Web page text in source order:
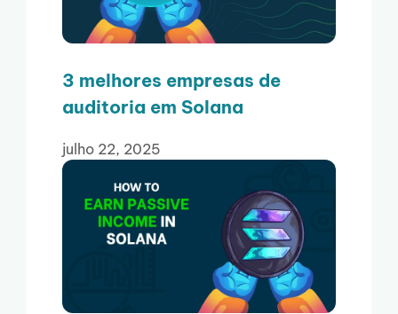
3 melhores empresas de
auditoria em Solana
julho 22, 2025